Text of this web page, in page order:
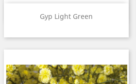
Gyp Light Green
Vista rápida